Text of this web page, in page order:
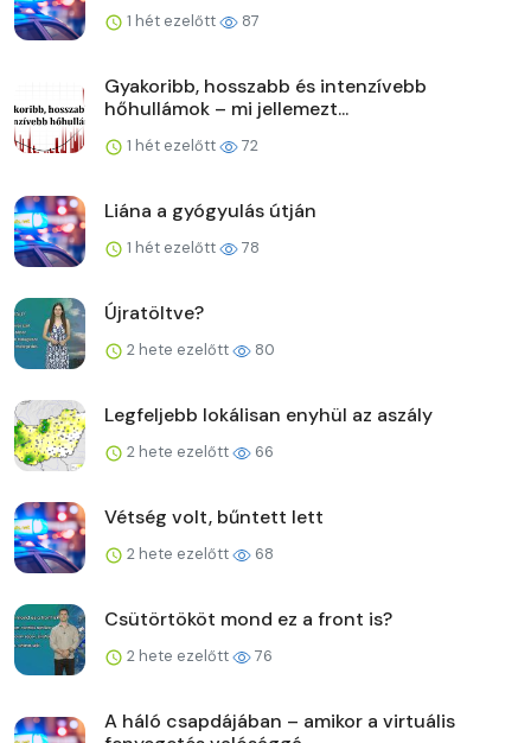
1 hét ezelőtt 87
Gyakoribb, hosszabb és intenzívebb
hőhullámok – mi jellemezt...
1 hét ezelőtt 72
Liána a gyógyulás útján
1 hét ezelőtt 78
Újratöltve?
2 hete ezelőtt 80
Legfeljebb lokálisan enyhül az aszály
2 hete ezelőtt 66
Vétség volt, bűntett lett
2 hete ezelőtt 68
Csütörtököt mond ez a front is?
2 hete ezelőtt 76
A háló csapdájában – amikor a virtuális